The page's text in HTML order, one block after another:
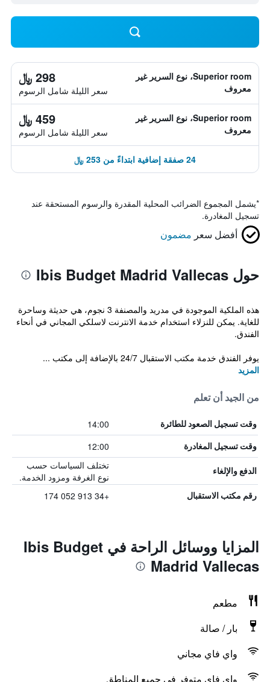
Superior room، نوع السرير غير
معروف
298 ﷼
سعر الليلة شامل الرسوم
Superior room، نوع السرير غير
معروف
459 ﷼
سعر الليلة شامل الرسوم
24 صفقة إضافية ابتداءً من 253 ﷼
*يشمل المجموع الضرائب المحلية المقدرة والرسوم المستحقة عند
تسجيل المغادرة.
أفضل سعر مضمون
حول Ibis Budget Madrid Vallecas
هذه الملكية الموجودة في مدريد والمصنفة 3 نجوم، هي حديثة وساحرة
للغاية. يمكن للنزلاء استخدام خدمة الانترنت لاسلكي المجاني في أنحاء
الفندق.
يوفر الفندق خدمة مكتب الاستقبال 24/7 بالإضافة إلى مكتب ...
المزيد
من الجيد أن تعلم
وقت تسجيل الصعود للطائرة 14:00
وقت تسجيل المغادرة 12:00
الدفع والإلغاء
تختلف السياسات حسب
نوع الغرفة ومزود الخدمة.
رقم مكتب الاستقبال +34 913 052 174
المزايا ووسائل الراحة في Ibis Budget
Madrid Vallecas
مطعم
بار / صالة
واي فاي مجاني
واي فاي متوفر في جميع المناطق